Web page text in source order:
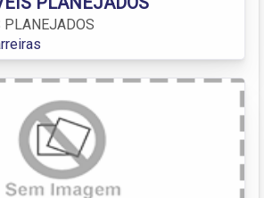
PLANEJADOS